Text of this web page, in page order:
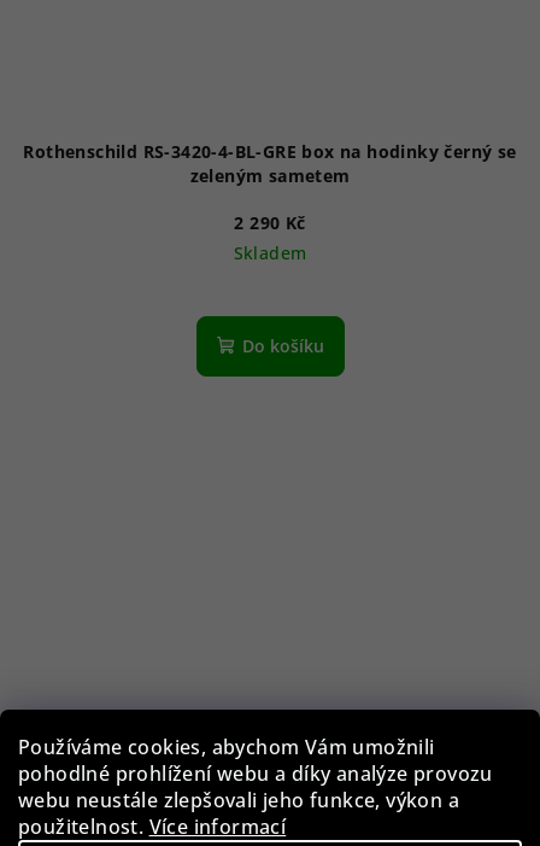
Používáme cookies, abychom Vám umožnili
pohodlné prohlížení webu a díky analýze provozu
webu neustále zlepšovali jeho funkce, výkon a
použitelnost. Více informací
Rothenschild RS-3420-4-BL-GRE box na hodinky černý se
zeleným sametem
2 290 Kč
Skladem
Do košíku
Rothenschild RS-2271-8GI Watches & jewelry box